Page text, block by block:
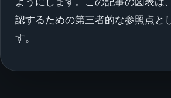
認するための第三者的な参照点と
す。